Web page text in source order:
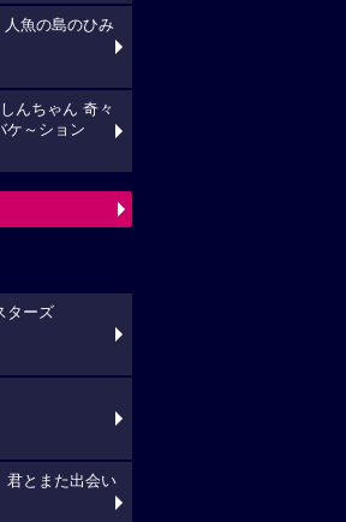
魚の島のひみ
んちゃん 奇々
ケ～ション
ターズ
君とまた出会い